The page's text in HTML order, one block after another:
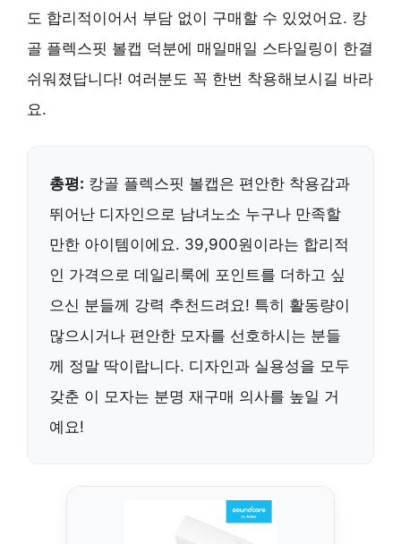
도 합리적이어서 부담 없이 구매할 수 있었어요. 캉
골 플렉스핏 볼캡 덕분에 매일매일 스타일링이 한결
쉬워졌답니다! 여러분도 꼭 한번 착용해보시길 바라
요.
총평: 캉골 플렉스핏 볼캡은 편안한 착용감과
뛰어난 디자인으로 남녀노소 누구나 만족할
만한 아이템이에요. 39,900원이라는 합리적
인 가격으로 데일리룩에 포인트를 더하고 싶
으신 분들께 강력 추천드려요! 특히 활동량이
많으시거나 편안한 모자를 선호하시는 분들
께 정말 딱이랍니다. 디자인과 실용성을 모두
갖춘 이 모자는 분명 재구매 의사를 높일 거
예요!